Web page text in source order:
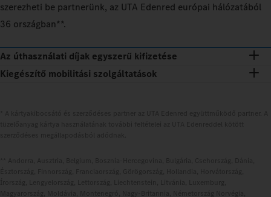
szerezheti be partnerünk, az UTA Edenred európai hálózatából
36 országban**.
Az úthasználati díjak egyszerű kifizetése
Kiegészítő mobilitási szolgáltatások